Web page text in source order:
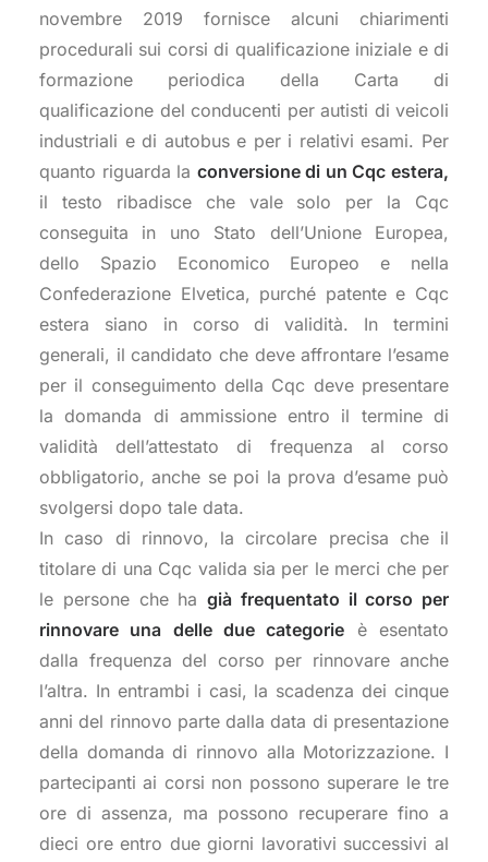
novembre 2019 fornisce alcuni chiarimenti
procedurali sui corsi di qualificazione iniziale e di
formazione periodica della Carta di
qualificazione del conducenti per autisti di veicoli
industriali e di autobus e per i relativi esami. Per
quanto riguarda la conversione di un Cqc estera,
il testo ribadisce che vale solo per la Cqc
conseguita in uno Stato dell’Unione Europea,
dello Spazio Economico Europeo e nella
Confederazione Elvetica, purché patente e Cqc
estera siano in corso di validità. In termini
generali, il candidato che deve affrontare l’esame
per il conseguimento della Cqc deve presentare
la domanda di ammissione entro il termine di
validità dell’attestato di frequenza al corso
obbligatorio, anche se poi la prova d’esame può
svolgersi dopo tale data.
In caso di rinnovo, la circolare precisa che il
titolare di una Cqc valida sia per le merci che per
le persone che ha già frequentato il corso per
rinnovare una delle due categorie è esentato
dalla frequenza del corso per rinnovare anche
l’altra. In entrambi i casi, la scadenza dei cinque
anni del rinnovo parte dalla data di presentazione
della domanda di rinnovo alla Motorizzazione. I
partecipanti ai corsi non possono superare le tre
ore di assenza, ma possono recuperare fino a
dieci ore entro due giorni lavorativi successivi al